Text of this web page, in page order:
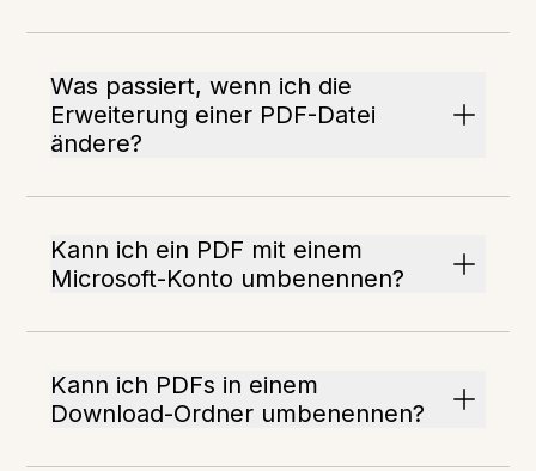
Was passiert, wenn ich die
Erweiterung einer PDF-Datei
ändere?
Kann ich ein PDF mit einem
Microsoft-Konto umbenennen?
Kann ich PDFs in einem
Download-Ordner umbenennen?